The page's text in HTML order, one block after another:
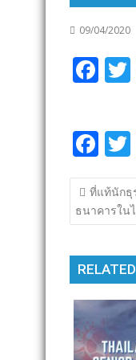
09/04/2020
F
ac
b
o
o
k
F
ac
e
b
o
k
แนะแน
เรื่อง
ที่แท้นักธุ
ธนาคารใน